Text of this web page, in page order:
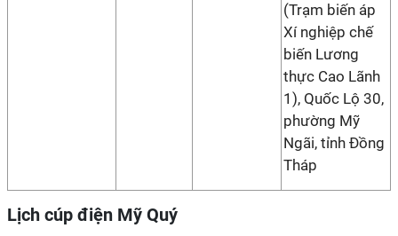
(Trạm biến áp
Xí nghiệp chế
biến Lương
thực Cao Lãnh
1), Quốc Lộ 30,
phường Mỹ
Ngãi, tỉnh Đồng
Tháp
Lịch cúp điện Mỹ Quý